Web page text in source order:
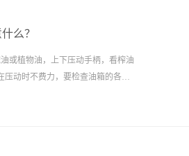
么？
或植物油，上下压动手柄，看榨油
压动时不费力，要检查油箱的各阀